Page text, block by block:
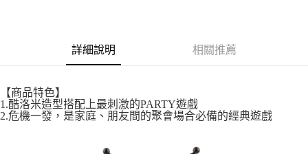
AFTEE先享後付
AFTEE先享後付是「在收到商品之後才付款」的支付方式。 讓您購物簡單
便利好安心！
１．簡單：不需註冊會員、不需綁卡、不需儲值。
ATM付款
運送方式
詳細說明 相關推薦
【商品特色】
1.酷洛米造型搭配上最刺激的PARTY遊戲
2.危機一發，是家庭、朋友間的聚會場合必備的經典遊戲